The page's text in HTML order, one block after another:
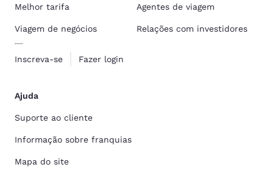
Melhor tarifa
Viagem de negócios
Inscreva-se Fazer login
Agentes de viagem
Relações com investidores
Ajuda
Suporte ao cliente
Informação sobre franquias
Mapa do site